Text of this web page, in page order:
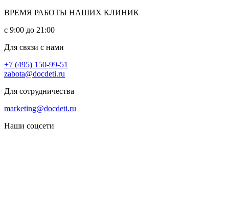
ВРЕМЯ РАБОТЫ НАШИХ КЛИНИК
с 9:00 до 21:00
Для связи с нами
+7 (495) 150-99-51
zabota@docdeti.ru
Для сотрудничества
marketing@docdeti.ru
Наши соцсети